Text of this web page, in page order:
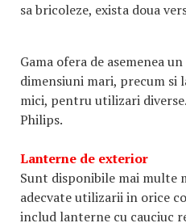
sa bricoleze, exista doua
Gama ofera de asemenea
dimensiuni mari, precum si
mici, pentru utilizari
Philips.
Lanterne de exterior
Sunt disponibile mai multe
adecvate utilizarii in orice
includ lanterne cu cauciuc